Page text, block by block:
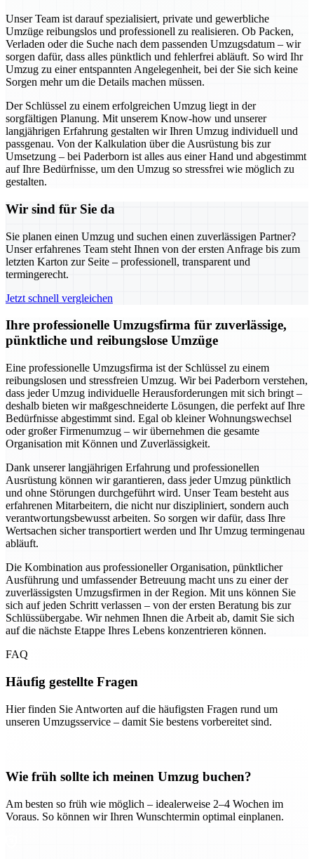
Unser Team ist darauf spezialisiert, private und gewerbliche
Umzüge reibungslos und professionell zu realisieren. Ob Packen,
Verladen oder die Suche nach dem passenden Umzugsdatum – wir
sorgen dafür, dass alles pünktlich und fehlerfrei abläuft. So wird Ihr
Umzug zu einer entspannten Angelegenheit, bei der Sie sich keine
Sorgen mehr um die Details machen müssen.
Der Schlüssel zu einem erfolgreichen Umzug liegt in der
sorgfältigen Planung. Mit unserem Know-how und unserer
langjährigen Erfahrung gestalten wir Ihren Umzug individuell und
passgenau. Von der Kalkulation über die Ausrüstung bis zur
Umsetzung – bei Paderborn ist alles aus einer Hand und abgestimmt
auf Ihre Bedürfnisse, um den Umzug so stressfrei wie möglich zu
gestalten.
Wir sind für Sie da
Sie planen einen Umzug und suchen einen zuverlässigen Partner?
Unser erfahrenes Team steht Ihnen von der ersten Anfrage bis zum
letzten Karton zur Seite – professionell, transparent und
termingerecht.
Jetzt schnell vergleichen
Ihre professionelle Umzugsfirma für zuverlässige,
pünktliche und reibungslose Umzüge
Eine professionelle Umzugsfirma ist der Schlüssel zu einem
reibungslosen und stressfreien Umzug. Wir bei Paderborn verstehen,
dass jeder Umzug individuelle Herausforderungen mit sich bringt –
deshalb bieten wir maßgeschneiderte Lösungen, die perfekt auf Ihre
Bedürfnisse abgestimmt sind. Egal ob kleiner Wohnungswechsel
oder großer Firmenumzug – wir übernehmen die gesamte
Organisation mit Können und Zuverlässigkeit.
Dank unserer langjährigen Erfahrung und professionellen
Ausrüstung können wir garantieren, dass jeder Umzug pünktlich
und ohne Störungen durchgeführt wird. Unser Team besteht aus
erfahrenen Mitarbeitern, die nicht nur diszipliniert, sondern auch
verantwortungsbewusst arbeiten. So sorgen wir dafür, dass Ihre
Wertsachen sicher transportiert werden und Ihr Umzug termingenau
abläuft.
Die Kombination aus professioneller Organisation, pünktlicher
Ausführung und umfassender Betreuung macht uns zu einer der
zuverlässigsten Umzugsfirmen in der Region. Mit uns können Sie
sich auf jeden Schritt verlassen – von der ersten Beratung bis zur
Schlüssübergabe. Wir nehmen Ihnen die Arbeit ab, damit Sie sich
auf die nächste Etappe Ihres Lebens konzentrieren können.
FAQ
Häufig gestellte Fragen
Hier finden Sie Antworten auf die häufigsten Fragen rund um
unseren Umzugsservice – damit Sie bestens vorbereitet sind.
Wie früh sollte ich meinen Umzug buchen?
Am besten so früh wie möglich – idealerweise 2–4 Wochen im
Voraus. So können wir Ihren Wunschtermin optimal einplanen.